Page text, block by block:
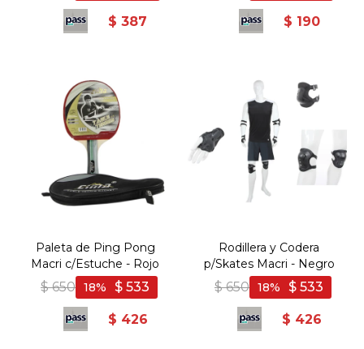
$ 387 $ 190
Paleta de Ping Pong
Macri c/Estuche - Rojo
$ 650 $ 533
18
$ 426
Rodillera y Codera
p/Skates Macri - Negro
$ 650 $ 533
18
$ 426